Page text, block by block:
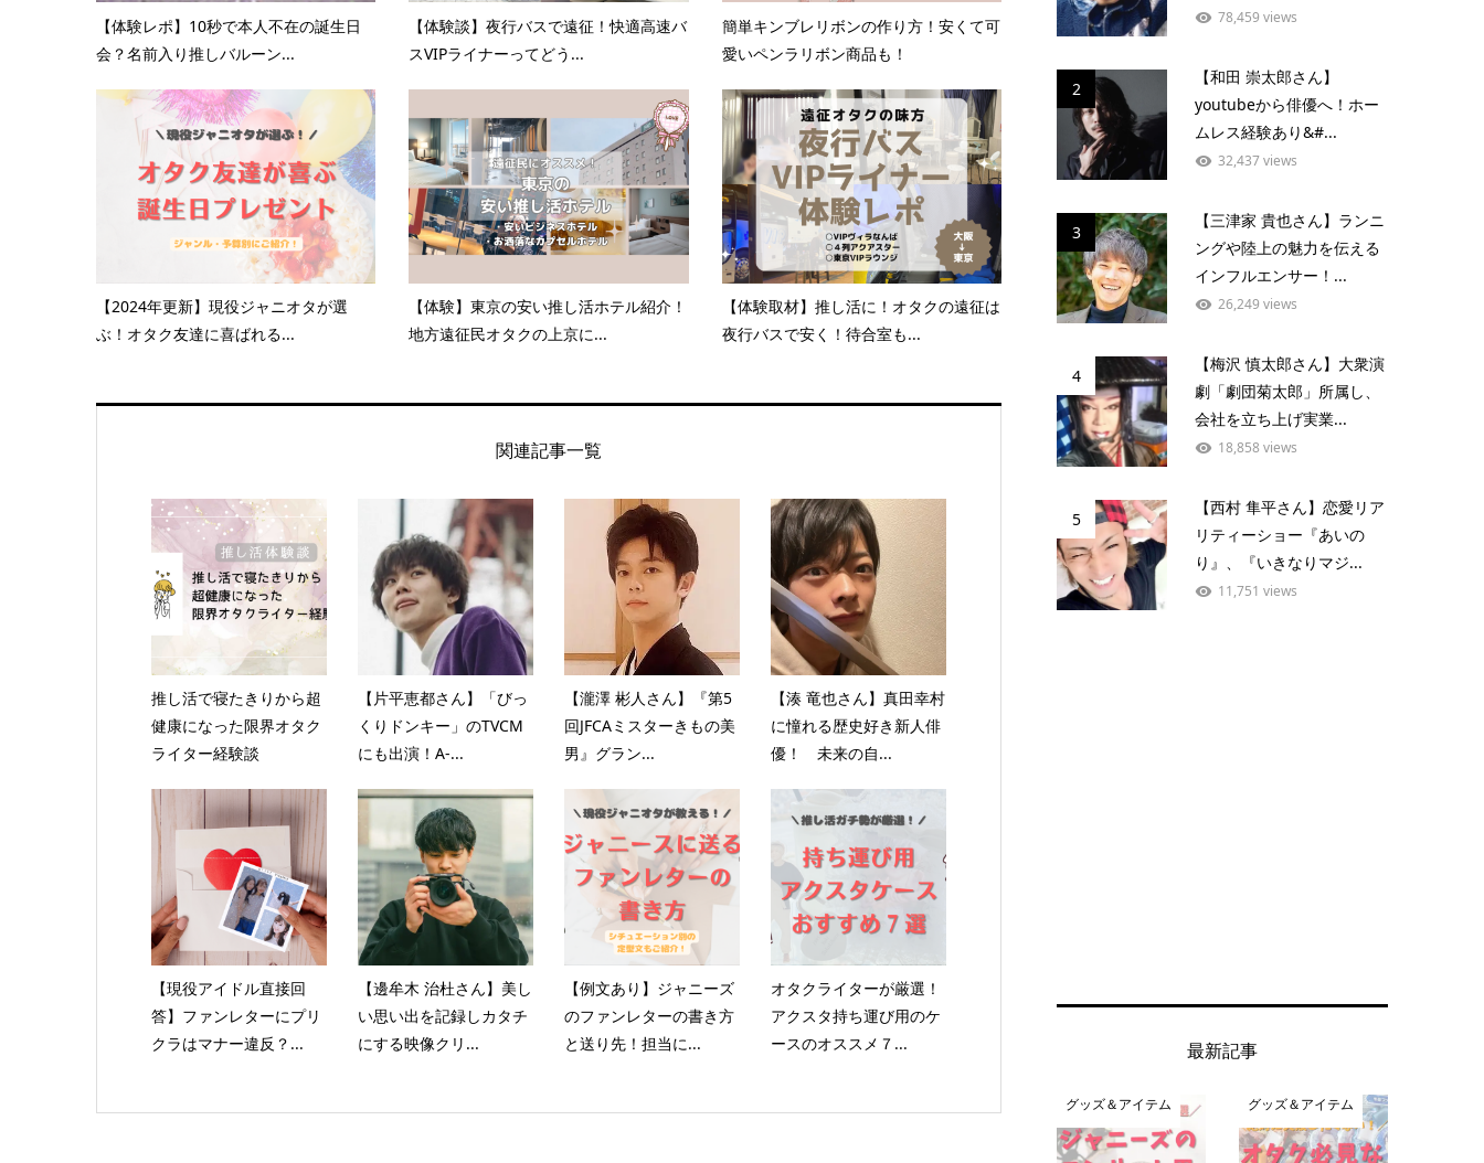
【体験レポ】10秒で本人不在の誕生日
会？名前入り推しバルーン...
【体験談】夜行バスで遠征！快適高速バ
スVIPライナーってどう...
簡単キンブレリボンの作り方！安くて可
愛いペンラリボン商品も！
【2024年更新】現役ジャニオタが選
ぶ！オタク友達に喜ばれる...
【体験】東京の安い推し活ホテル紹介！
地方遠征民オタクの上京に...
【体験取材】推し活に！オタクの遠征は
夜行バスで安く！待合室も...
関連記事一覧
推し活で寝たきりから超
健康になった限界オタク
ライター経験談
【片平恵都さん】「びっ
くりドンキー」のTVCM
にも出演！A-...
【瀧澤 彬人さん】『第5
回JFCAミスターきもの美
男』グラン...
【湊 竜也さん】真田幸村
に憧れる歴史好き新人俳
優！ 未来の自...
【現役アイドル直接回
答】ファンレターにプリ
クラはマナー違反？...
【邊牟木 治杜さん】美し
い思い出を記録しカタチ
にする映像クリ...
【例文あり】ジャニーズ
のファンレターの書き方
と送り先！担当に...
オタクライターが厳選！
アクスタ持ち運び用のケ
ースのオススメ７...
78,459 views
2
【和田 崇太郎さん】
youtubeから俳優へ！ホー
ムレス経験あり&#...
32,437 views
3
【三津家 貴也さん】ランニ
ングや陸上の魅力を伝える
インフルエンサー！...
26,249 views
4
【梅沢 慎太郎さん】大衆演
劇「劇団菊太郎」所属し、
会社を立ち上げ実業...
18,858 views
5
【西村 隼平さん】恋愛リア
リティーショー『あいの
り』、『いきなりマジ...
11,751 views
最新記事
グッズ＆アイテム グッズ＆アイテム